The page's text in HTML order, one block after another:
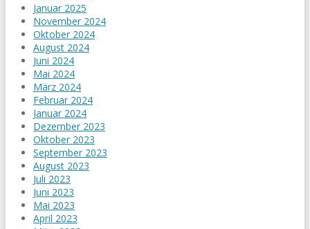
Januar 2025
November 2024
Oktober 2024
August 2024
Juni 2024
Mai 2024
März 2024
Februar 2024
Januar 2024
Dezember 2023
Oktober 2023
September 2023
August 2023
Juli 2023
Juni 2023
Mai 2023
April 2023